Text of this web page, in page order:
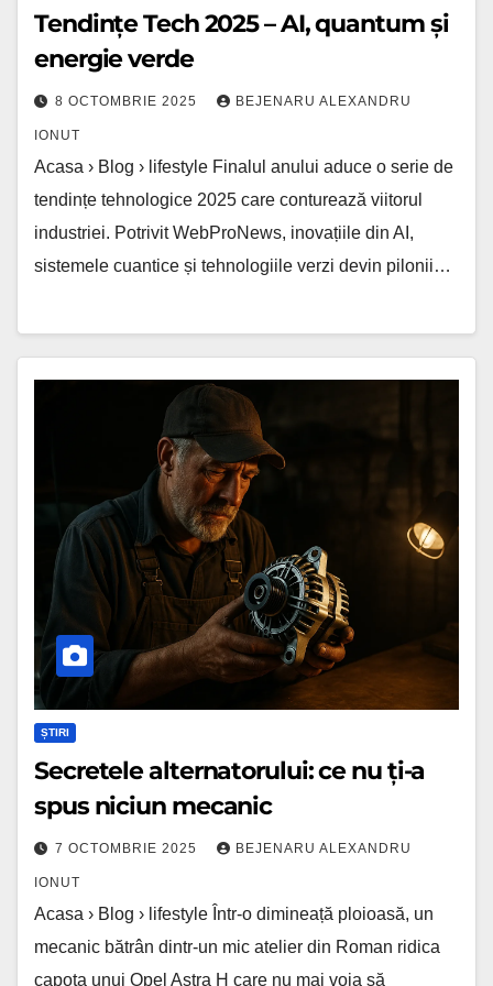
Tendințe Tech 2025 – AI, quantum și
energie verde
8 OCTOMBRIE 2025 BEJENARU ALEXANDRU
IONUT
Acasa › Blog › lifestyle Finalul anului aduce o serie de
tendințe tehnologice 2025 care conturează viitorul
industriei. Potrivit WebProNews, inovațiile din AI,
sistemele cuantice și tehnologiile verzi devin pilonii…
spus
niciun
mecanic
ȘTIRI
Secretele alternatorului: ce nu ți-a
spus niciun mecanic
7 OCTOMBRIE 2025 BEJENARU ALEXANDRU
IONUT
Acasa › Blog › lifestyle Într-o dimineață ploioasă, un
mecanic bătrân dintr-un mic atelier din Roman ridica
capota unui Opel Astra H care nu mai voia să